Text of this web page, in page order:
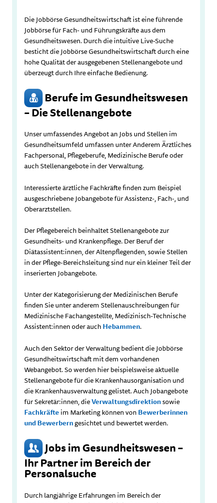
Die Jobbörse Gesundheitswirtschaft ist eine führende
Jobbörse für Fach- und Führungskräfte aus dem
Gesundheitswesen. Durch die intuitive Live-Suche
besticht die Jobbörse Gesundheitswirtschaft durch eine
hohe Qualität der ausgegebenen Stellenangebote und
überzeugt durch Ihre einfache Bedienung.
Berufe im Gesundheitswesen
– Die Stellenangebote
Unser umfassendes Angebot an Jobs und Stellen im
Gesundheitsumfeld umfassen unter Anderem Ärztliches
Fachpersonal, Pflegeberufe, Medizinische Berufe oder
auch Stellenangebote in der Verwaltung.
Interessierte ärztliche Fachkräfte finden zum Beispiel
ausgeschriebene Jobangebote für Assistenz-, Fach-, und
Oberarztstellen.
Der Pflegebereich beinhaltet Stellenangebote zur
Gesundheits- und Krankenpflege. Der Beruf der
Diätassistent:innen, der Altenpflegenden, sowie Stellen
in der Pflege-Bereichsleitung sind nur ein kleiner Teil der
inserierten Jobangebote.
Unter der Kategorisierung der Medizinischen Berufe
finden Sie unter anderem Stellenauschreibungen für
Medizinische Fachangestellte, Medizinisch-Technische
Assistent:innen oder auch Hebammen.
Auch den Sektor der Verwaltung bedient die Jobbörse
Gesundheitswirtschaft mit dem vorhandenen
Webangebot. So werden hier beispielsweise aktuelle
Stellenangebote für die Krankenhausorganisation und
die Krankenhausverwaltung gelistet. Auch Jobangebote
für Sekretär:innen, dieVerwaltungsdirektionsowie
Fachkräfte im Marketing können von Bewerberinnen
und Bewerberngesichtet und bewertet werden.
Jobs im Gesundheitswesen –
Ihr Partner im Bereich der
Personalsuche
Durch langjährige Erfahrungen im Bereich der